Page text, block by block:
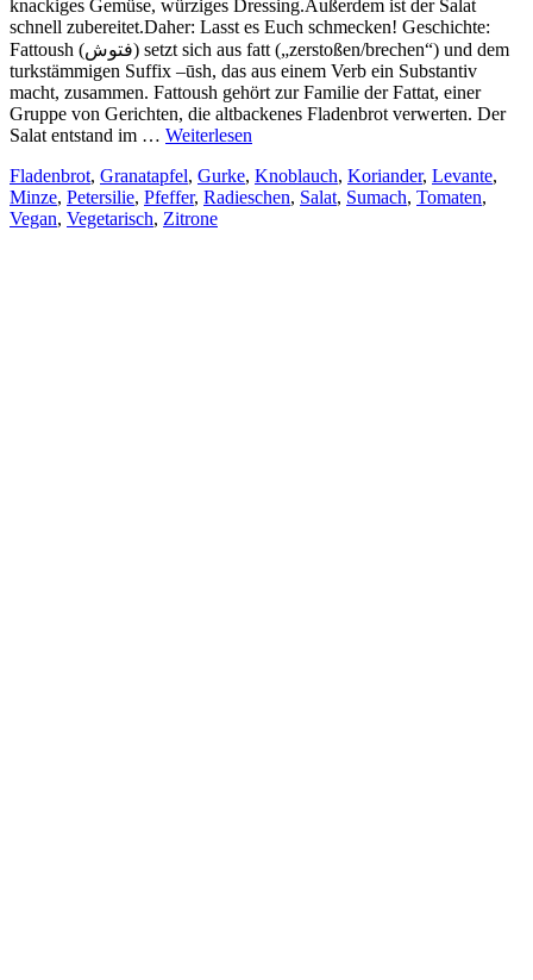
knackiges Gemüse, würziges Dressing.Außerdem ist der Salat
schnell zubereitet.Daher: Lasst es Euch schmecken! Geschichte:
Fattoush (فتوش) setzt sich aus fatt („zerstoßen/brechen“) und dem
turkstämmigen Suffix –ūsh, das aus einem Verb ein Substantiv
macht, zusammen. Fattoush gehört zur Familie der Fattat, einer
Gruppe von Gerichten, die altbackenes Fladenbrot verwerten. Der
Salat entstand im … Weiterlesen
Fladenbrot, Granatapfel, Gurke, Knoblauch, Koriander, Levante,
Minze, Petersilie, Pfeffer, Radieschen, Salat, Sumach, Tomaten,
Vegan, Vegetarisch, Zitrone